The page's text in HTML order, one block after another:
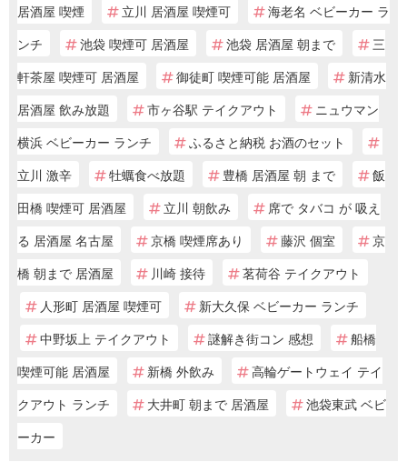
居酒屋 喫煙
立川 居酒屋 喫煙可
海老名 ベビーカー ラ
ンチ
池袋 喫煙可 居酒屋 池袋 居酒屋 朝まで
三
軒茶屋 喫煙可 居酒屋
御徒町 喫煙可能 居酒屋
新清水
居酒屋 飲み放題
市ヶ谷駅 テイクアウト
ニュウマン
横浜 ベビーカー ランチ
ふるさと納税 お酒のセット
立川 激辛
牡蠣食べ放題 豊橋 居酒屋 朝 まで
飯
田橋 喫煙可 居酒屋
立川 朝飲み
席で タバコ が 吸え
る 居酒屋 名古屋
京橋 喫煙席あり 藤沢 個室
京
橋 朝まで 居酒屋
川崎 接待
茗荷谷 テイクアウト
人形町 居酒屋 喫煙可
新大久保 ベビーカー ランチ
中野坂上 テイクアウト
謎解き街コン 感想
船橋
喫煙可能 居酒屋
新橋 外飲み
高輪ゲートウェイ テイ
クアウト ランチ
大井町 朝まで 居酒屋
池袋東武 ベビ
ーカー